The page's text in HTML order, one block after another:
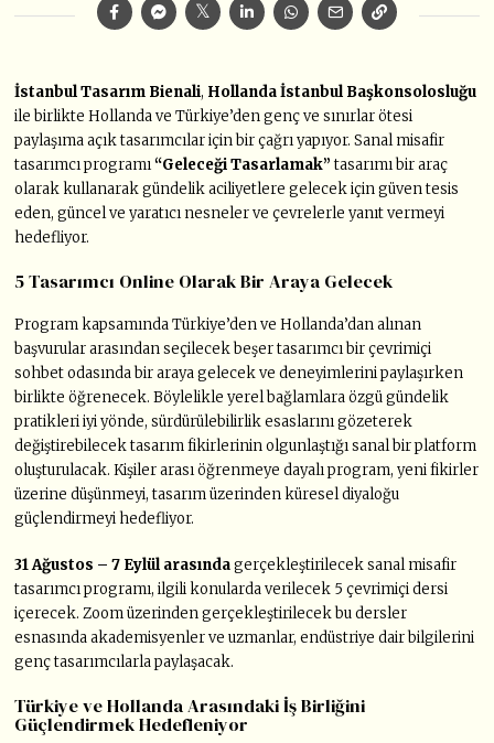
İstanbul Tasarım Bienali, Hollanda İstanbul Başkonsolosluğu
ile birlikte Hollanda ve Türkiye’den genç ve sınırlar ötesi
paylaşıma açık tasarımcılar için bir çağrı yapıyor. Sanal misafir
tasarımcı programı“Geleceği Tasarlamak”tasarımı bir araç
olarak kullanarak gündelik aciliyetlere gelecek için güven tesis
eden, güncel ve yaratıcı nesneler ve çevrelerle yanıt vermeyi
hedefliyor.
5 Tasarımcı Online Olarak Bir Araya Gelecek
Program kapsamında Türkiye’den ve Hollanda’dan alınan
başvurular arasından seçilecek beşer tasarımcı bir çevrimiçi
sohbet odasında bir araya gelecek ve deneyimlerini paylaşırken
birlikte öğrenecek. Böylelikle yerel bağlamlara özgü gündelik
pratikleri iyi yönde, sürdürülebilirlik esaslarını gözeterek
değiştirebilecek tasarım fikirlerinin olgunlaştığı sanal bir platform
oluşturulacak. Kişiler arası öğrenmeye dayalı program, yeni fikirler
üzerine düşünmeyi, tasarım üzerinden küresel diyaloğu
güçlendirmeyi hedefliyor.
31 Ağustos – 7 Eylül arasındagerçekleştirilecek sanal misafir
tasarımcı programı, ilgili konularda verilecek 5 çevrimiçi dersi
içerecek. Zoom üzerinden gerçekleştirilecek bu dersler
esnasında akademisyenler ve uzmanlar, endüstriye dair bilgilerini
genç tasarımcılarla paylaşacak.
Türkiye ve Hollanda Arasındaki İş Birliğini
Güçlendirmek Hedefleniyor